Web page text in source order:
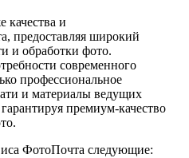
качества и
предоставляя широкий
и обработки фото.
современного
профессиональное
и материалы ведущих
премиум-качество
ФотоПочта следующие: